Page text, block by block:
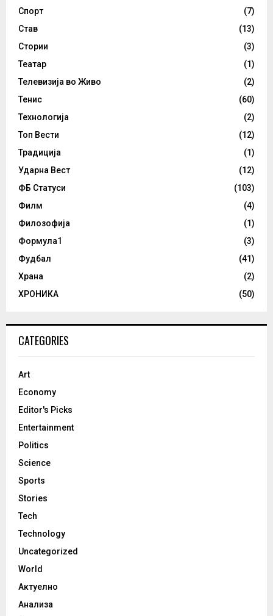
Спорт
(7)
Став
(13)
Стории
(3)
Театар
(1)
Телевизија во Живо
(2)
Тенис
(60)
Технологија
(2)
Топ Вести
(12)
Традиција
(1)
Ударна Вест
(12)
ФБ Статуси
(103)
Филм
(4)
Филозофија
(1)
Формула1
(3)
Фудбал
(41)
Храна
(2)
ХРОНИКА
(50)
CATEGORIES
Art
Economy
Editor's Picks
Entertainment
Politics
Science
Sports
Stories
Tech
Technology
Uncategorized
World
Актуелно
Анализа